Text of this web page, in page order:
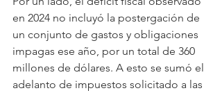
en 2024 no incluyó la postergación de
un conjunto de gastos y obligaciones
impagas ese año, por un total de 360
millones de dólares. A esto se sumó el
adelanto de impuestos solicitado a las